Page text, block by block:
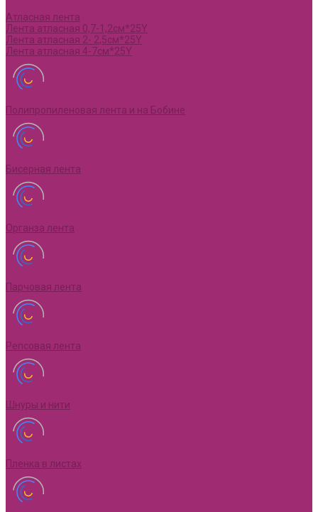
Атласная лента
Лента атласная 0,7-1,2см*25Y
Лента атласная 2- 2,5см*25Y
Лента атласная 4-7см*25Y
Полипропиленовая лента и на Бобине
Бисерная лента
Органза лента
Парчовая лента
Репсовая лента
Шнуры и нити
Пленка в листах